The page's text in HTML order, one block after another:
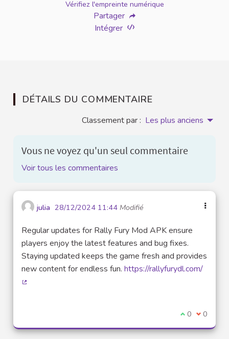
Vérifiez l'empreinte numérique
Partager
Intégrer
DÉTAILS DU COMMENTAIRE
Classement par : Les plus anciens
Vous ne voyez qu'un seul commentaire
Voir tous les commentaires
julia 28/12/2024 11:44 Modifié
Regular updates for Rally Fury Mod APK ensure
players enjoy the latest features and bug fixes.
Staying updated keeps the game fresh and provides
new content for endless fun. https://rallyfurydl.com/
Je suis
0 Je ne
0